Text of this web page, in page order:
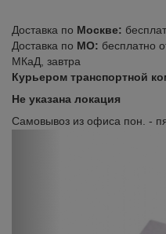
Доставка по Москве:
Доставка по МО: бесплатно
МКаД, завтра
Курьером транспортной
Не указана локация
Самовывоз из офиса пон. -